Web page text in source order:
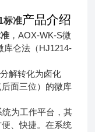
标准产品介绍
，AOX-WK-S微
库仑法（HJ1214-
解转化为卤化
面三位）的微库
为工作平台，其
、快捷。在系统